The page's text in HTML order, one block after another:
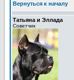
Вернуться к началу
Татьяна и Эллада
Советчик